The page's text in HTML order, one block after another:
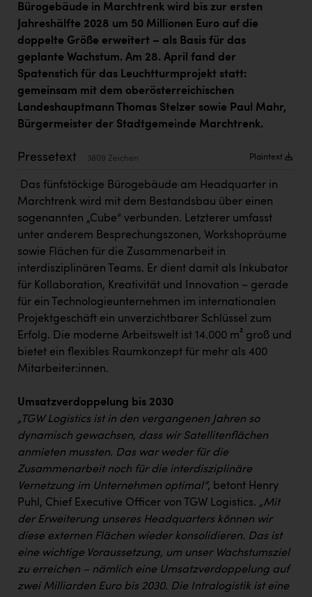
KIWI Kinderwunsch Institut Dr. Loimer
KLIPP Frisör
Kleider Bauer
Kremsmüller Anlagenbau GmbH
Maximarkt
Orlen
Passage Linz
PEZ
REMAX
RE/MAX Welcome
Resch&Frisch
Ruderclub Wels
SCRI - Salzburg Cancer Research Institute
SCHMACHTL GmbH
Schwingshandl - automation technology gmbh
Seher + Partner
Smurfit Westrock Nettingsdorf
TGW Logistics
Bürogebäude in Marchtrenk wird bis zur ersten
Jahreshälfte 2028 um 50 Millionen Euro auf die
doppelte Größe erweitert – als Basis für das
geplante Wachstum. Am 28. April fand der
Spatenstich für das Leuchtturmprojekt statt:
gemeinsam mit dem oberösterreichischen
Landeshauptmann Thomas Stelzer sowie Paul Mahr,
Bürgermeister der Stadtgemeinde Marchtrenk.
Pressetext 3809 Zeichen Plaintext
Das fünfstöckige Bürogebäude am Headquarter in
Marchtrenk wird mit dem Bestandsbau über einen
sogenannten „Cube“ verbunden. Letzterer umfasst
unter anderem Besprechungszonen, Workshopräume
sowie Flächen für die Zusammenarbeit in
interdisziplinären Teams. Er dient damit als Inkubator
für Kollaboration, Kreativität und Innovation – gerade
für ein Technologieunternehmen im internationalen
Projektgeschäft ein unverzichtbarer Schlüssel zum
Erfolg. Die moderne Arbeitswelt ist 14.000 m² groß und
bietet ein flexibles Raumkonzept für mehr als 400
Mitarbeiter:innen.
Umsatzverdoppelung bis 2030
„TGW Logistics ist in den vergangenen Jahren so
dynamisch gewachsen, dass wir Satellitenflächen
anmieten mussten. Das war weder für die
Zusammenarbeit noch für die interdisziplinäre
Vernetzung im Unternehmen optimal“, betont Henry
Puhl, Chief Executive Officer von TGW Logistics. „Mit
der Erweiterung unseres Headquarters können wir
diese externen Flächen wieder konsolidieren. Das ist
eine wichtige Voraussetzung, um unser Wachstumsziel
zu erreichen – nämlich eine Umsatzverdoppelung auf
zwei Milliarden Euro bis 2030. Die Intralogistik ist eine